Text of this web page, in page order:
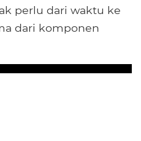
perlu dari waktu ke
dari komponen